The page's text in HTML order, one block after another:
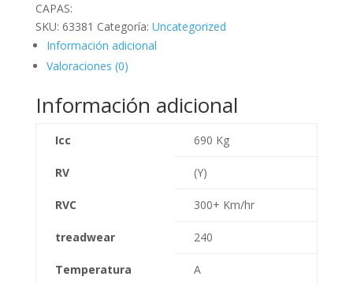
CAPAS:
SKU: 63381 Categoría: Uncategorized
Información adicional
Valoraciones (0)
Información adicional
Icc 690 Kg
RV (Y)
RVC 300+ Km/hr
treadwear 240
Temperatura A